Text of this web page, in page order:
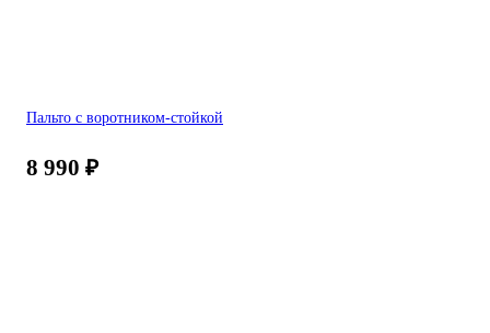
Пальто с воротником-стойкой
8 990 ₽